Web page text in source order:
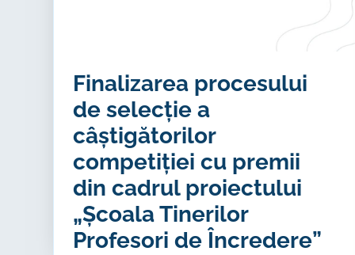
Finalizarea procesului
de selecție a
câștigătorilor
competiției cu premii
din cadrul proiectului
„Școala Tinerilor
Profesori de Încredere”